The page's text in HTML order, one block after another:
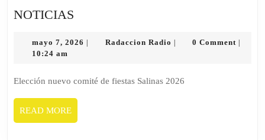
NOTICIAS
mayo 7, 2026 mayo
| Radaccion Radio Radaccion
| 0 Comment |
10:24 am
Elección nuevo comité de fiestas Salinas 2026
READ MOREREAD
MORE